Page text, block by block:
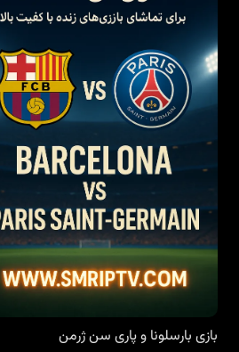
بازی بارسلونا و پاری سن ژرمن